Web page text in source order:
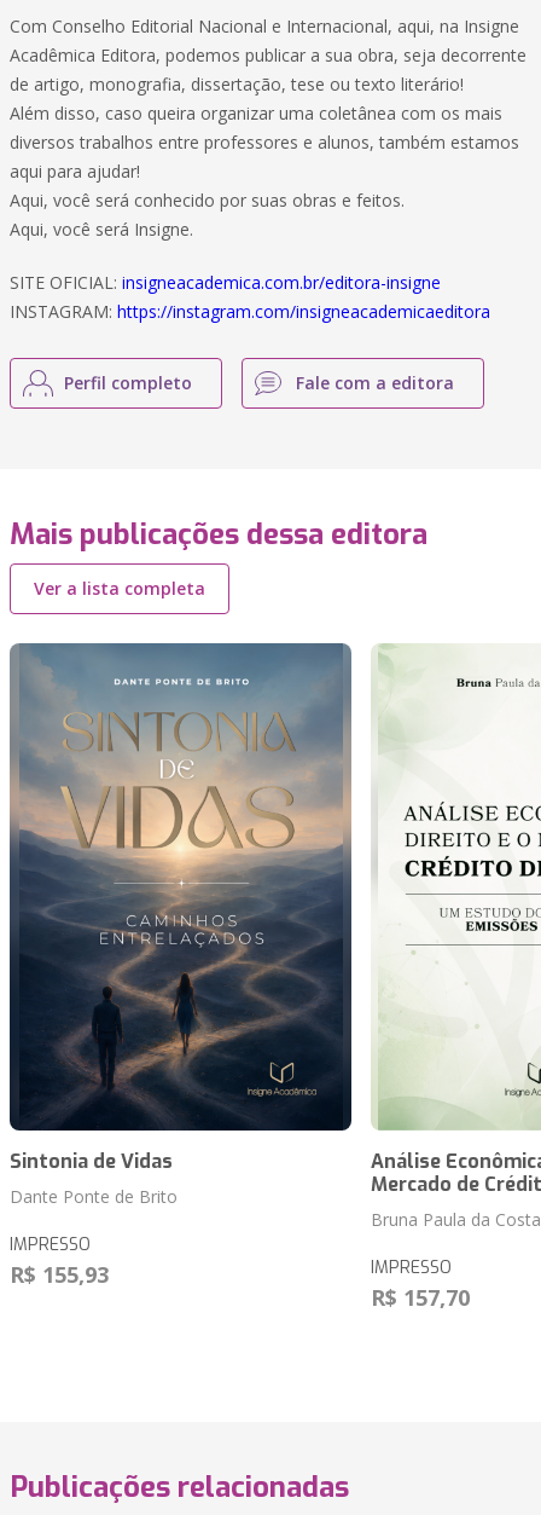
Com Conselho Editorial Nacional e Internacional, aqui, na Insigne
Acadêmica Editora, podemos publicar a sua obra, seja decorrente
de artigo, monografia, dissertação, tese ou texto literário!
Além disso, caso queira organizar uma coletânea com os mais
diversos trabalhos entre professores e alunos, também estamos
aqui para ajudar!
Aqui, você será conhecido por suas obras e feitos.
Aqui, você será Insigne.
SITE OFICIAL: insigneacademica.com.br/editora-insigne
INSTAGRAM: https://instagram.com/insigneacademicaeditora
Perfil completo Fale com a editora
Mais publicações dessa editora
Ver a lista completa
Sintonia de Vidas
Dante Ponte de Brito
IMPRESSO
R$ 155,93
Análise
Mercado de
Bruna Paula da
IMPRESSO
R$ 157,70
Publicações relacionadas